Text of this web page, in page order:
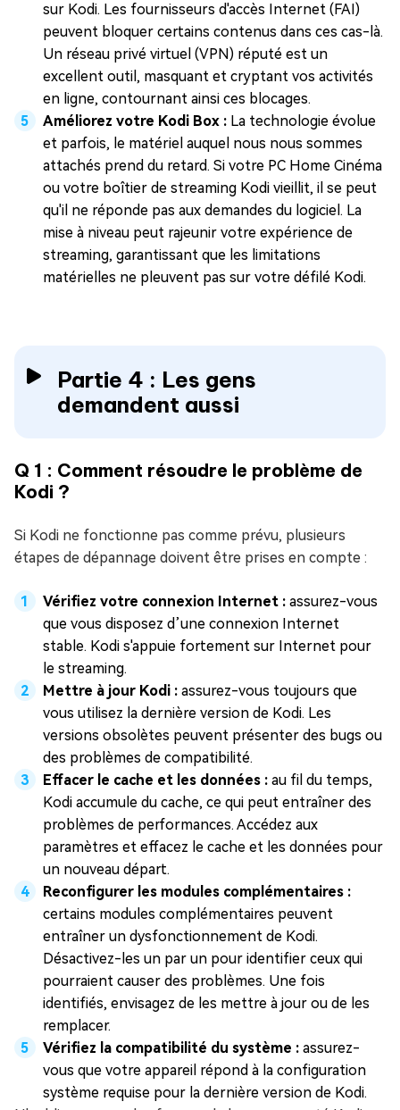
sur Kodi. Les fournisseurs d'accès Internet (FAI)
peuvent bloquer certains contenus dans ces cas-là.
Un réseau privé virtuel (VPN) réputé est un
excellent outil, masquant et cryptant vos activités
en ligne, contournant ainsi ces blocages.
Améliorez votre Kodi Box : La technologie évolue
et parfois, le matériel auquel nous nous sommes
attachés prend du retard. Si votre PC Home Cinéma
ou votre boîtier de streaming Kodi vieillit, il se peut
qu'il ne réponde pas aux demandes du logiciel. La
mise à niveau peut rajeunir votre expérience de
streaming, garantissant que les limitations
matérielles ne pleuvent pas sur votre défilé Kodi.
Partie 4 : Les gens
demandent aussi
Q 1 : Comment résoudre le problème de
Kodi ?
Si Kodi ne fonctionne pas comme prévu, plusieurs
étapes de dépannage doivent être prises en compte :
Vérifiez votre connexion Internet : assurez-vous
que vous disposez d’une connexion Internet
stable. Kodi s'appuie fortement sur Internet pour
le streaming.
Mettre à jour Kodi : assurez-vous toujours que
vous utilisez la dernière version de Kodi. Les
versions obsolètes peuvent présenter des bugs ou
des problèmes de compatibilité.
Effacer le cache et les données : au fil du temps,
Kodi accumule du cache, ce qui peut entraîner des
problèmes de performances. Accédez aux
paramètres et effacez le cache et les données pour
un nouveau départ.
Reconfigurer les modules complémentaires :
certains modules complémentaires peuvent
entraîner un dysfonctionnement de Kodi.
Désactivez-les un par un pour identifier ceux qui
pourraient causer des problèmes. Une fois
identifiés, envisagez de les mettre à jour ou de les
remplacer.
Vérifiez la compatibilité du système : assurez-
vous que votre appareil répond à la configuration
système requise pour la dernière version de Kodi.